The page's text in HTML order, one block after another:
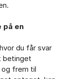
på en
du får svar
betinget
og frem til